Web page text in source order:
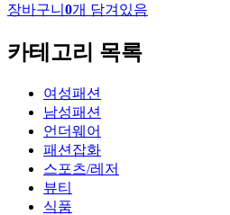
장바구니 0개 담겨있음
카테고리 목록
여성패션
남성패션
언더웨어
패션잡화
스포츠/레저
뷰티
식품